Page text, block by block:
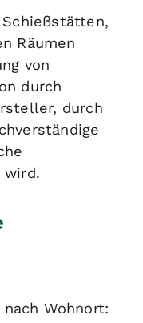
Räumen
von
durch
durch
wird.
Wohnort: